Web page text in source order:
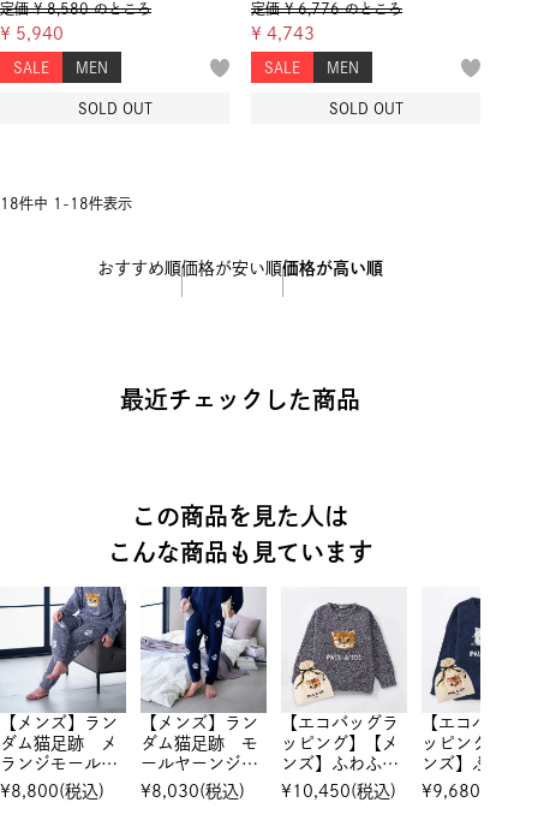
定価 ¥ 8,580 のところ
¥ 5,940
SALE MEN
SOLD OUT
定価 ¥ 6,776 のところ
¥ 4,743
SALE MEN
SOLD OUT
おすすめ順価格が安い順価格が高い順
18件中 1 - 18件表示
最近チェックした商品
この商品を見た人は
こんな商品も見ています
【メンズ】ラン
ダム猫足跡 メ
ランジモールヤ
ーンジャカー
ド ロングパン
¥8,800(税込)
【メンズ】ラン
ダム猫足跡 モ
ールヤーンジャ
カードロングパ
ンツ
¥8,030(税込)
【エコバッグラ
ッピング】【メ
ンズ】ふわふわ
ヌネット メラ
ンジモールヤー
¥ 10,450(税込)
【エコバッグラ
ッピング】【メ
ンズ】ふわふわ
ジプシージャガ
ード プルオー
¥9,680